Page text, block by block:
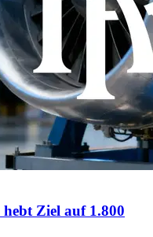
Ziel auf 1.800